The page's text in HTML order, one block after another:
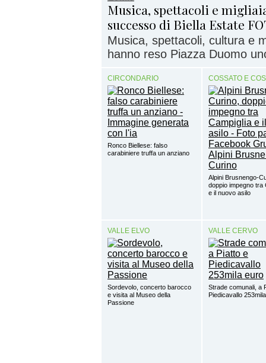
Musica, spettacoli e
successo di Biella Estate
Musica, spettacoli, cultura e
hanno reso Piazza Duomo
CIRCONDARIO
Ronco Biellese: falso
carabiniere truffa un anziano
COSSATO E
Alpini Brusnengo-
doppio impegno tra
e il nuovo asilo
VALLE ELVO
Sordevolo, concerto barocco
e visita al Museo della
Passione
VALLE CERVO
Strade comunali, a
Piedicavallo